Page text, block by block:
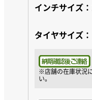
インチサイズ
タイヤサイズ